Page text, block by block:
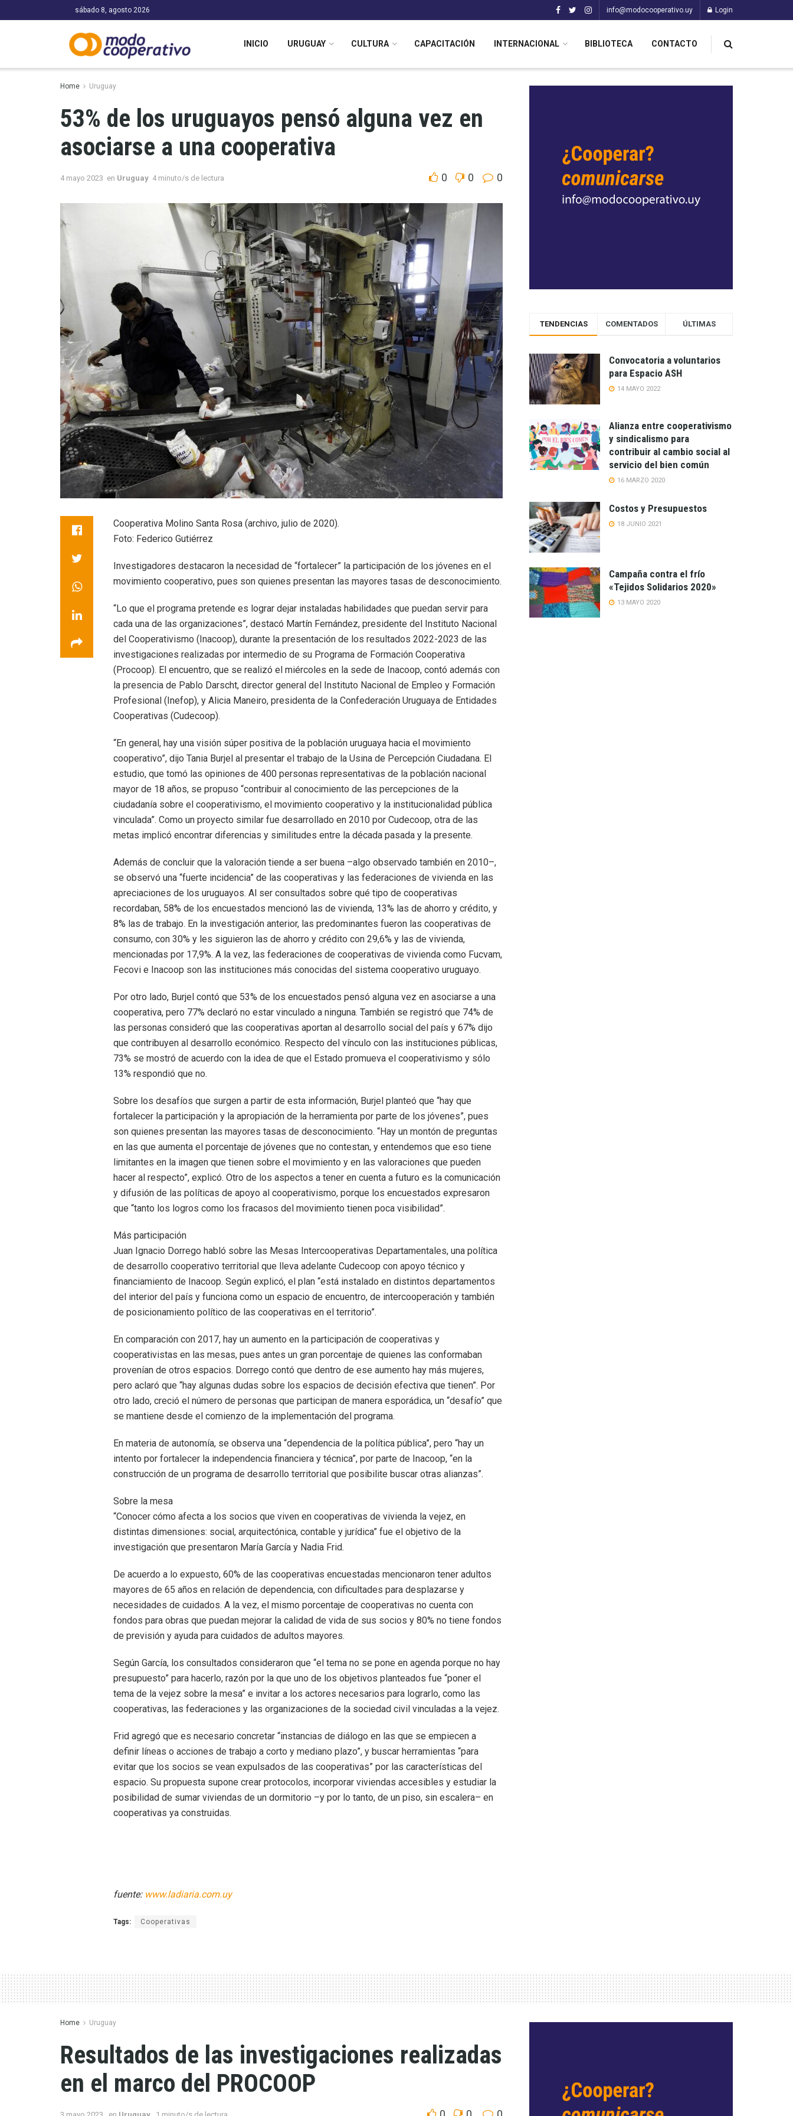
sábado 8, agosto 2026 info@modocooperativo.uy Login
INICIO URUGUAY CULTURA CAPACITACIÓN INTERNACIONAL BIBLIOTECA CONTACTO
Home Uruguay
53% de los uruguayos pensó alguna vez en
asociarse a una cooperativa
4 mayo 2023 en Uruguay 4 minuto/s de lectura 0 0 0
Cooperativa Molino Santa Rosa (archivo, julio de 2020).
Foto: Federico Gutiérrez
Investigadores destacaron la necesidad de “fortalecer” la participación de los jóvenes en el
movimiento cooperativo, pues son quienes presentan las mayores tasas de desconocimiento.
“Lo que el programa pretende es lograr dejar instaladas habilidades que puedan servir para
cada una de las organizaciones”, destacó Martín Fernández, presidente del Instituto Nacional
del Cooperativismo (Inacoop), durante la presentación de los resultados 2022-2023 de las
investigaciones realizadas por intermedio de su Programa de Formación Cooperativa
(Procoop). El encuentro, que se realizó el miércoles en la sede de Inacoop, contó además con
la presencia de Pablo Darscht, director general del Instituto Nacional de Empleo y Formación
Profesional (Inefop), y Alicia Maneiro, presidenta de la Confederación Uruguaya de Entidades
Cooperativas (Cudecoop).
“En general, hay una visión súper positiva de la población uruguaya hacia el movimiento
cooperativo”, dijo Tania Burjel al presentar el trabajo de la Usina de Percepción Ciudadana. El
estudio, que tomó las opiniones de 400 personas representativas de la población nacional
mayor de 18 años, se propuso “contribuir al conocimiento de las percepciones de la
ciudadanía sobre el cooperativismo, el movimiento cooperativo y la institucionalidad pública
vinculada”. Como un proyecto similar fue desarrollado en 2010 por Cudecoop, otra de las
metas implicó encontrar diferencias y similitudes entre la década pasada y la presente.
Además de concluir que la valoración tiende a ser buena –algo observado también en 2010–,
se observó una “fuerte incidencia” de las cooperativas y las federaciones de vivienda en las
apreciaciones de los uruguayos. Al ser consultados sobre qué tipo de cooperativas
recordaban, 58% de los encuestados mencionó las de vivienda, 13% las de ahorro y crédito, y
8% las de trabajo. En la investigación anterior, las predominantes fueron las cooperativas de
consumo, con 30% y les siguieron las de ahorro y crédito con 29,6% y las de vivienda,
mencionadas por 17,9%. A la vez, las federaciones de cooperativas de vivienda como Fucvam,
Fecovi e Inacoop son las instituciones más conocidas del sistema cooperativo uruguayo.
Por otro lado, Burjel contó que 53% de los encuestados pensó alguna vez en asociarse a una
cooperativa, pero 77% declaró no estar vinculado a ninguna. También se registró que 74% de
las personas consideró que las cooperativas aportan al desarrollo social del país y 67% dijo
que contribuyen al desarrollo económico. Respecto del vínculo con las instituciones públicas,
73% se mostró de acuerdo con la idea de que el Estado promueva el cooperativismo y sólo
13% respondió que no.
Sobre los desafíos que surgen a partir de esta información, Burjel planteó que “hay que
fortalecer la participación y la apropiación de la herramienta por parte de los jóvenes”, pues
son quienes presentan las mayores tasas de desconocimiento. “Hay un montón de preguntas
en las que aumenta el porcentaje de jóvenes que no contestan, y entendemos que eso tiene
limitantes en la imagen que tienen sobre el movimiento y en las valoraciones que pueden
hacer al respecto”, explicó. Otro de los aspectos a tener en cuenta a futuro es la comunicación
y difusión de las políticas de apoyo al cooperativismo, porque los encuestados expresaron
que “tanto los logros como los fracasos del movimiento tienen poca visibilidad”.
Más participación
Juan Ignacio Dorrego habló sobre las Mesas Intercooperativas Departamentales, una política
de desarrollo cooperativo territorial que lleva adelante Cudecoop con apoyo técnico y
financiamiento de Inacoop. Según explicó, el plan “está instalado en distintos departamentos
del interior del país y funciona como un espacio de encuentro, de intercooperación y también
de posicionamiento político de las cooperativas en el territorio”.
En comparación con 2017, hay un aumento en la participación de cooperativas y
cooperativistas en las mesas, pues antes un gran porcentaje de quienes las conformaban
provenían de otros espacios. Dorrego contó que dentro de ese aumento hay más mujeres,
pero aclaró que “hay algunas dudas sobre los espacios de decisión efectiva que tienen”. Por
otro lado, creció el número de personas que participan de manera esporádica, un “desafío” que
se mantiene desde el comienzo de la implementación del programa.
En materia de autonomía, se observa una “dependencia de la política pública”, pero “hay un
intento por fortalecer la independencia financiera y técnica”, por parte de Inacoop, “en la
construcción de un programa de desarrollo territorial que posibilite buscar otras alianzas”.
Sobre la mesa
“Conocer cómo afecta a los socios que viven en cooperativas de vivienda la vejez, en
distintas dimensiones: social, arquitectónica, contable y jurídica” fue el objetivo de la
investigación que presentaron María García y Nadia Frid.
De acuerdo a lo expuesto, 60% de las cooperativas encuestadas mencionaron tener adultos
mayores de 65 años en relación de dependencia, con dificultades para desplazarse y
necesidades de cuidados. A la vez, el mismo porcentaje de cooperativas no cuenta con
fondos para obras que puedan mejorar la calidad de vida de sus socios y 80% no tiene fondos
de previsión y ayuda para cuidados de adultos mayores.
Según García, los consultados consideraron que “el tema no se pone en agenda porque no hay
presupuesto” para hacerlo, razón por la que uno de los objetivos planteados fue “poner el
tema de la vejez sobre la mesa” e invitar a los actores necesarios para lograrlo, como las
cooperativas, las federaciones y las organizaciones de la sociedad civil vinculadas a la vejez.
Frid agregó que es necesario concretar “instancias de diálogo en las que se empiecen a
definir líneas o acciones de trabajo a corto y mediano plazo”, y buscar herramientas “para
evitar que los socios se vean expulsados de las cooperativas” por las características del
espacio. Su propuesta supone crear protocolos, incorporar viviendas accesibles y estudiar la
posibilidad de sumar viviendas de un dormitorio –y por lo tanto, de un piso, sin escalera– en
cooperativas ya construidas.
fuente: www.ladiaria.com.uy
Tags: Cooperativas
TENDENCIAS COMENTADOS ÚLTIMAS
Convocatoria a voluntarios
para Espacio ASH
14 MAYO 2022
Alianza entre cooperativismo
y sindicalismo para
contribuir al cambio social al
servicio del bien común
16 MARZO 2020
Costos y Presupuestos
18 JUNIO 2021
Campaña contra el frío
«Tejidos Solidarios 2020»
13 MAYO 2020
Home Uruguay
Resultados de las investigaciones realizadas
en el marco del PROCOOP